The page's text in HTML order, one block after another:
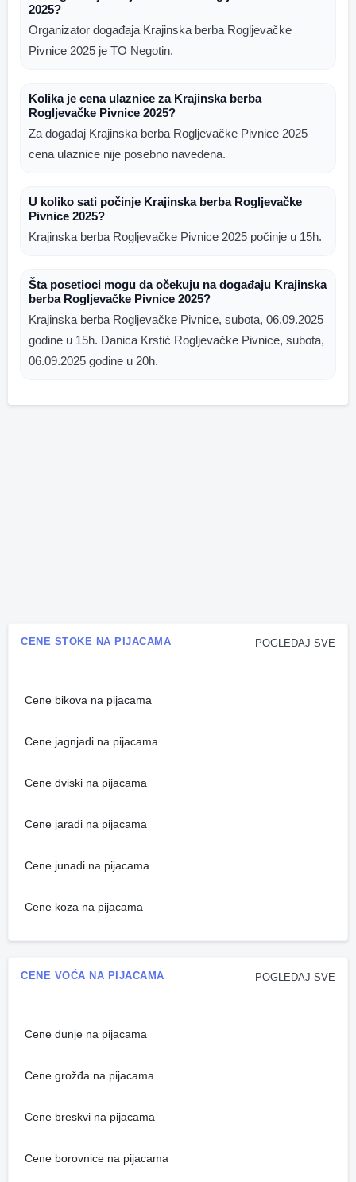
2025?
Organizator događaja Krajinska berba Rogljevačke
Pivnice 2025 je TO Negotin.
Kolika je cena ulaznice za Krajinska berba
Rogljevačke Pivnice 2025?
Za događaj Krajinska berba Rogljevačke Pivnice 2025
cena ulaznice nije posebno navedena.
U koliko sati počinje Krajinska berba Rogljevačke
Pivnice 2025?
Krajinska berba Rogljevačke Pivnice 2025 počinje u 15h.
Šta posetioci mogu da očekuju na događaju Krajinska
berba Rogljevačke Pivnice 2025?
Krajinska berba Rogljevačke Pivnice, subota, 06.09.2025
godine u 15h. Danica Krstić Rogljevačke Pivnice, subota,
06.09.2025 godine u 20h.
POGLEDAJ SVE
CENE STOKE NA PIJACAMA
Cene bikova na pijacama
Cene jagnjadi na pijacama
Cene dviski na pijacama
Cene jaradi na pijacama
Cene junadi na pijacama
Cene koza na pijacama
POGLEDAJ SVE
CENE VOĆA NA PIJACAMA
Cene dunje na pijacama
Cene grožđa na pijacama
Cene breskvi na pijacama
Cene borovnice na pijacama